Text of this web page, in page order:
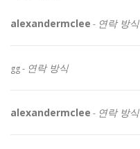
alexandermclee - 연락 방식
gg- 연락 방식
alexandermclee - 연락 방식